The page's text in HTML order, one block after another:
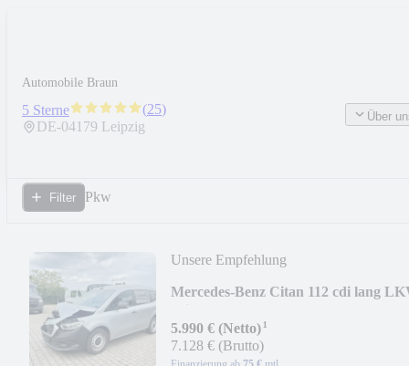
Automobile Braun
5 Sterne (25)
DE-04179 Leipzig
Über
Filter Pkw
Unsere Empfehlung
Mercedes-Benz Citan 112 cdi lang
5.990 € (Netto)¹
7.128 € (Brutto)